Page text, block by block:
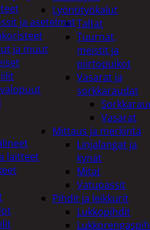
Lyöntityökalut
Taltat
Tuurnat,
meistit ja
piirtopuikot
Vasarat ja
sorkkaraudat
Vasarat
Mittaus ja merkintä
Linjalangat ja
kynät
Mitat
Vatupassit
Pihdit ja leikkurit
Lukkopihdit
ja asetelmat
ja muut
laitteet